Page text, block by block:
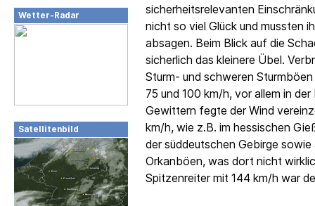
Wetter-Radar
Satellitenbild
sicherheitsrelevanten
nicht so viel Glück und mussten
absagen. Beim Blick auf die
sicherlich das kleinere Übel.
Sturm- und schweren
75 und 100 km/h, vor allem in
Gewittern fegte der Wind
km/h, wie z.B. im hessischen
der süddeutschen Gebirge
Orkanböen, was dort nicht
Spitzenreiter mit 144 km/h war